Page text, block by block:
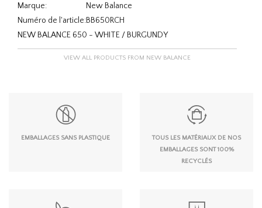
Marque:
New Balance
Numéro de l'article:BB650RCH
NEW BALANCE 650 - WHITE / BURGUNDY
VIEW ALL PRODUCTS FROM NEW BALANCE
EMBALLAGES SANS PLASTIQUE
TOUS LES MATÉRIAUX DE NOS
EMBALLAGES SONT 100%
RECYCLÉS